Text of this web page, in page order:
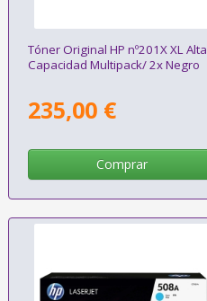
Tóner Original HP nº201X XL Alta
Capacidad Multipack/ 2x Negro
235,00 €
Comprar